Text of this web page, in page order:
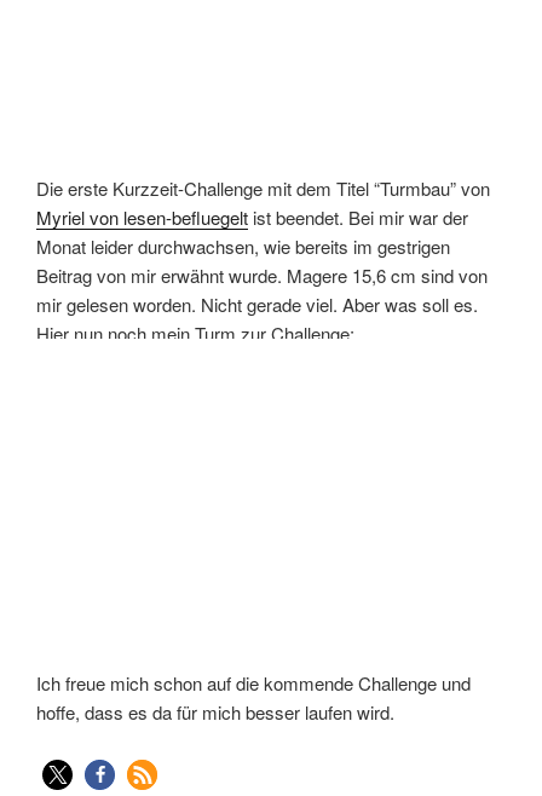
Die erste Kurzzeit-Challenge mit dem Titel “Turmbau” von
Myriel von lesen-befluegelt ist beendet. Bei mir war der
Monat leider durchwachsen, wie bereits im gestrigen
Beitrag von mir erwähnt wurde. Magere 15,6 cm sind von
mir gelesen worden. Nicht gerade viel. Aber was soll es.
Hier nun noch mein Turm zur Challenge:
Ich freue mich schon auf die kommende Challenge und
hoffe, dass es da für mich besser laufen wird.